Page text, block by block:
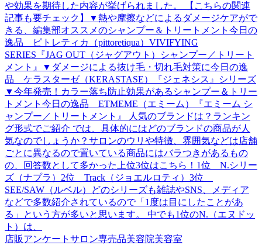
や効果を期待した内容が挙げられました。 【こちらの関連
記事も要チェック】▼熱や摩擦などによるダメージケアがで
きる、編集部オススメのシャンプー＆トリートメント今日の
逸品 ピトレティカ（pittoretiqua）VIVIFYING
SERIES『JAG OUT（ジャグアウト）シャンプー／トリート
メント』▼ダメージによる抜け毛・切れ毛対策に今日の逸
品 ケラスターゼ（KERASTASE）『ジェネシス』シリーズ
▼今年発売！カラー落ち防止効果があるシャンプー＆トリー
トメント今日の逸品 ETMEME（エミーム）『エミーム シ
ャンプー／トリートメント』 人気のブランドは？ランキン
グ形式でご紹介 では、具体的にはどのブランドの商品が人
気なのでしょうか？サロンのウリや特徴、雰囲気などは店舗
ごとに異なるので置いている商品にはバラつきがあるもの
の、回答数として多かった上位3位はこちら！1位 N.シリー
ズ（ナプラ）2位 Track（ジョエルロティ）3位
SEE/SAW（ルベル）どのシリーズも雑誌やSNS、メディア
などで多数紹介されているので「1度は目にしたことがあ
る」という方が多いと思います。 中でも1位のN.（エヌドッ
ト）は、
店販アンケート サロン専売品美容院美容室